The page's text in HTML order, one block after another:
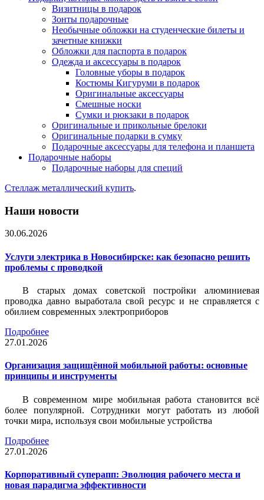
Визитницы в подарок
Зонты подарочные
Необычные обложки на студенческие билеты и
зачетные книжки
Обложки для паспорта в подарок
Одежда и аксессуары в подарок
Головные уборы в подарок
Костюмы Кигуруми в подарок
Оригинальные аксессуары
Смешные носки
Сумки и рюкзаки в подарок
Оригинальные и прикольные брелоки
Оригинальные подарки в сумку
Подарочные аксессуары для телефона и планшета
Подарочные наборы
Подарочные наборы для специй
Стеллаж металлический купить.
Наши новости
30.06.2026
Услуги электрика в Новосибирске: как безопасно решить
проблемы с проводкой
В старых домах советской постройки алюминиевая
проводка давно выработала свой ресурс и не справляется с
обилием современных электроприборов
Подробнее
27.01.2026
Организация защищённой мобильной работы: основные
принципы и инструменты
В современном мире мобильная работа становится всё
более популярной. Сотрудники могут работать из любой
точки мира, используя свои мобильные устройства
Подробнее
27.01.2026
Корпоративный суперапп: Эволюция рабочего места и
новая парадигма эффективности